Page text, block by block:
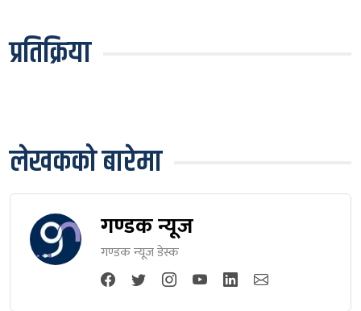
प्रतिक्रिया
लेखकको बारेमा
गण्डक न्यूज
गण्डक न्यूज डेस्क